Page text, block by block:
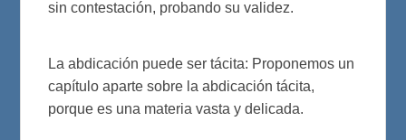
sin contestación, probando su validez.
La abdicación puede ser tácita: Proponemos un
capítulo aparte sobre la abdicación tácita,
porque es una materia vasta y delicada.